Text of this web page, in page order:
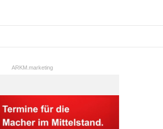
ARKM.marketing